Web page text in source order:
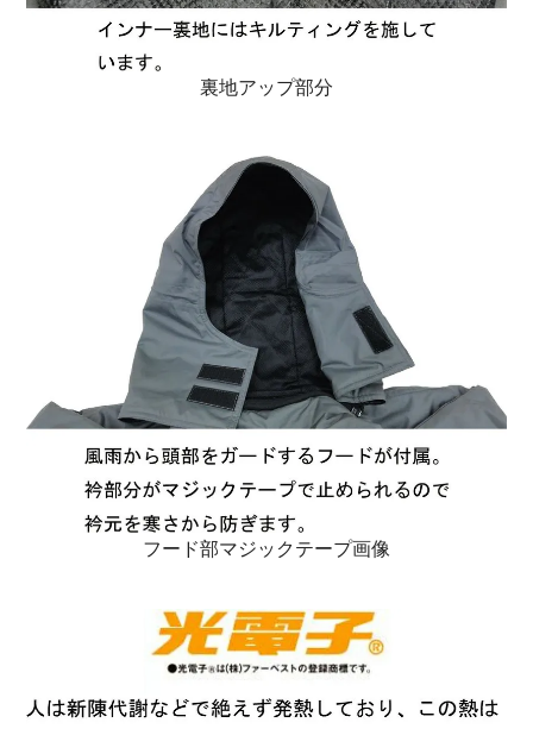
裏地アップ部分
フード部マジックテープ画像